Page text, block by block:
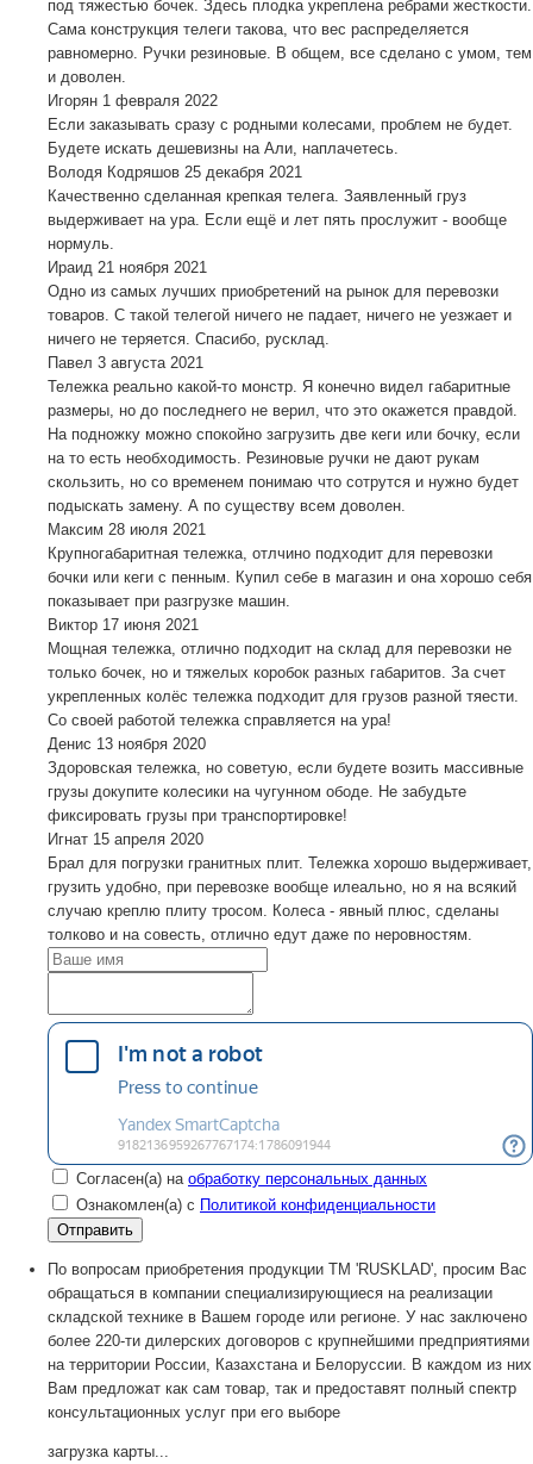
под тяжестью бочек. Здесь плодка укреплена ребрами жесткости.
Сама конструкция телеги такова, что вес распределяется
равномерно. Ручки резиновые. В общем, все сделано с умом, тем
и доволен.
Игорян 1 февраля 2022
Если заказывать сразу с родными колесами, проблем не будет.
Будете искать дешевизны на Али, наплачетесь.
Володя Кодряшов 25 декабря 2021
Качественно сделанная крепкая телега. Заявленный груз
выдерживает на ура. Если ещё и лет пять прослужит - вообще
нормуль.
Ираид 21 ноября 2021
Одно из самых лучших приобретений на рынок для перевозки
товаров. С такой телегой ничего не падает, ничего не уезжает и
ничего не теряется. Спасибо, русклад.
Павел 3 августа 2021
Тележка реально какой-то монстр. Я конечно видел габаритные
размеры, но до последнего не верил, что это окажется правдой.
На подножку можно спокойно загрузить две кеги или бочку, если
на то есть необходимость. Резиновые ручки не дают рукам
скользить, но со временем понимаю что сотрутся и нужно будет
подыскать замену. А по существу всем доволен.
Максим 28 июля 2021
Крупногабаритная тележка, отлчино подходит для перевозки
бочки или кеги с пенным. Купил себе в магазин и она хорошо себя
показывает при разгрузке машин.
Виктор 17 июня 2021
Мощная тележка, отлично подходит на склад для перевозки не
только бочек, но и тяжелых коробок разных габаритов. За счет
укрепленных колёс тележка подходит для грузов разной тяести.
Со своей работой тележка справляется на ура!
Денис 13 ноября 2020
Здоровская тележка, но советую, если будете возить массивные
грузы докупите колесики на чугунном ободе. Не забудьте
фиксировать грузы при транспортировке!
Игнат 15 апреля 2020
Брал для погрузки гранитных плит. Тележка хорошо выдерживает,
грузить удобно, при перевозке вообще илеально, но я на всякий
случаю креплю плиту тросом. Колеса - явный плюс, сделаны
толково и на совесть, отлично едут даже по неровностям.
Согласен(а) на обработку персональных данных
Ознакомлен(а) с Политикой конфиденциальности
По вопросам приобретения продукции TM 'RUSKLAD', просим Вас
обращаться в компании специализирующиеся на реализации
складской технике в Вашем городе или регионе. У нас заключено
более 220-ти дилерских договоров с крупнейшими предприятиями
на территории России, Казахстана и Белоруссии. В каждом из них
Вам предложат как сам товар, так и предоставят полный спектр
консультационных услуг при его выборе
загрузка карты...